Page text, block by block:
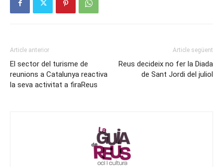
Article anterior
El sector del turisme de
reunions a Catalunya reactiva
la seva activitat a firaReus
Article següent
Reus decideix no fer la Diada
de Sant Jordi del juliol